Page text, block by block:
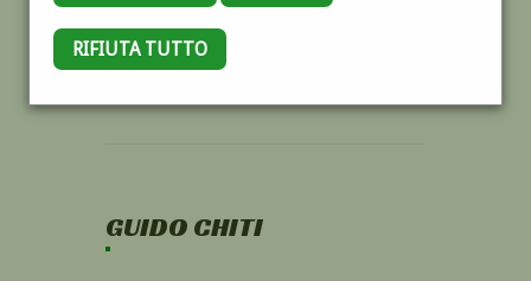
RIFIUTA TUTTO
GUIDO CHITI